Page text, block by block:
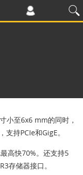
至6x6 mm的同时，
持PCIe和GigE。
高快70%。还支持5
存储器接口。